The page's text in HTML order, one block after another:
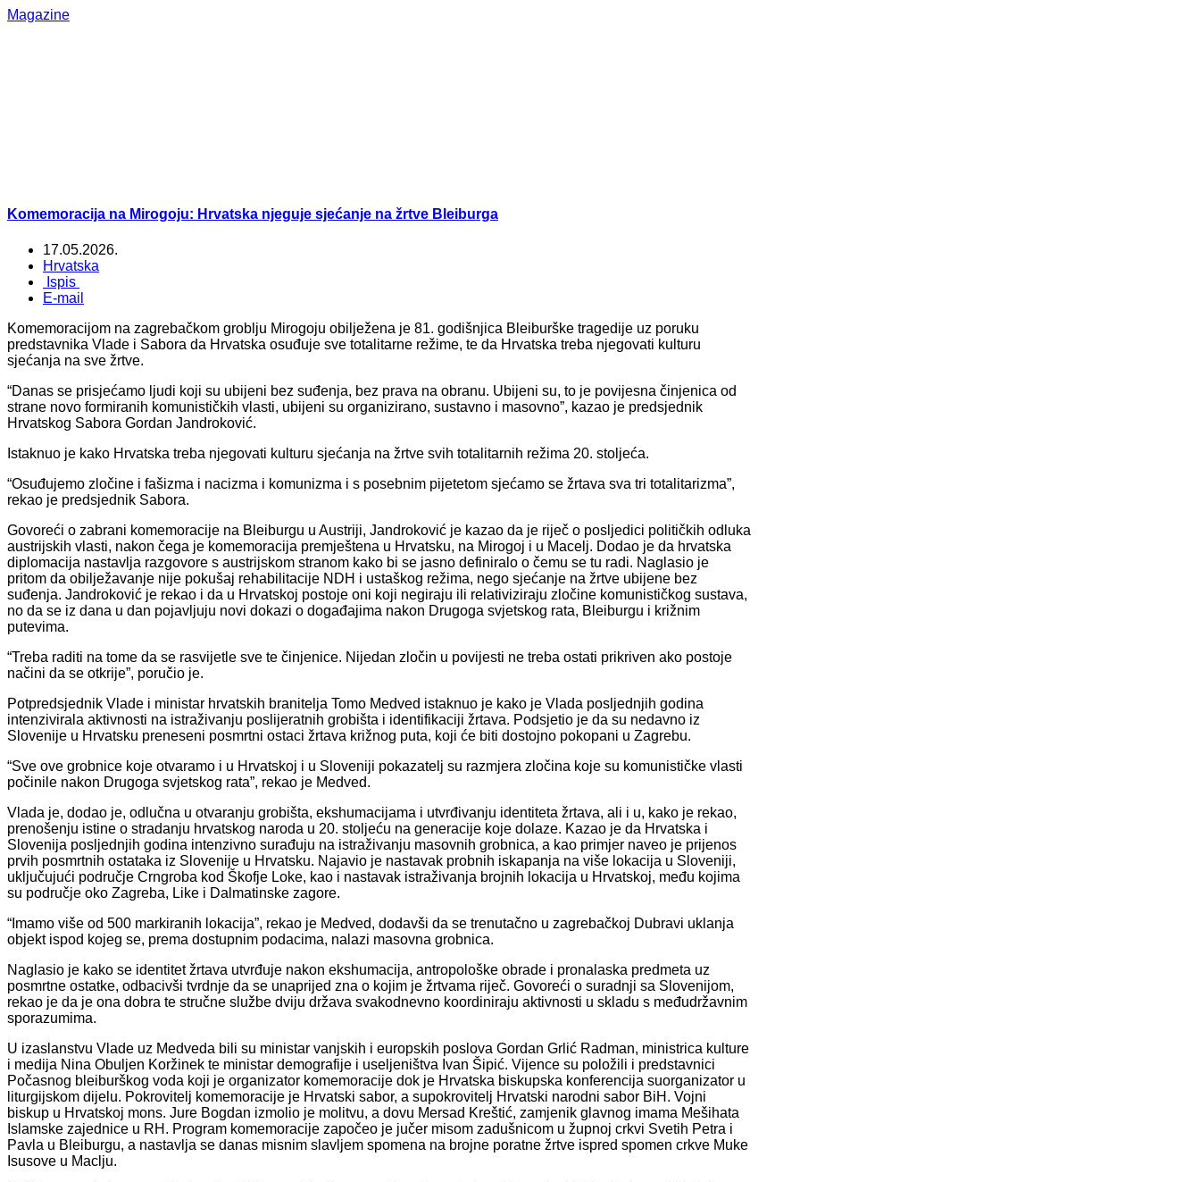
Magazine
Komemoracija na Mirogoju: Hrvatska njeguje sjećanje na žrtve Bleiburga
17.05.2026.
Hrvatska
Ispis
E-mail
Komemoracijom na zagrebačkom groblju Mirogoju obilježena je 81. godišnjica Bleiburške tragedije uz poruku
predstavnika Vlade i Sabora da Hrvatska osuđuje sve totalitarne režime, te da Hrvatska treba njegovati kulturu
sjećanja na sve žrtve.
“Danas se prisjećamo ljudi koji su ubijeni bez suđenja, bez prava na obranu. Ubijeni su, to je povijesna činjenica od
strane novo formiranih komunističkih vlasti, ubijeni su organizirano, sustavno i masovno”, kazao je predsjednik
Hrvatskog Sabora Gordan Jandroković.
Istaknuo je kako Hrvatska treba njegovati kulturu sjećanja na žrtve svih totalitarnih režima 20. stoljeća.
“Osuđujemo zločine i fašizma i nacizma i komunizma i s posebnim pijetetom sjećamo se žrtava sva tri totalitarizma”,
rekao je predsjednik Sabora.
Govoreći o zabrani komemoracije na Bleiburgu u Austriji, Jandroković je kazao da je riječ o posljedici političkih odluka
austrijskih vlasti, nakon čega je komemoracija premještena u Hrvatsku, na Mirogoj i u Macelj. Dodao je da hrvatska
diplomacija nastavlja razgovore s austrijskom stranom kako bi se jasno definiralo o čemu se tu radi. Naglasio je
pritom da obilježavanje nije pokušaj rehabilitacije NDH i ustaškog režima, nego sjećanje na žrtve ubijene bez
suđenja. Jandroković je rekao i da u Hrvatskoj postoje oni koji negiraju ili relativiziraju zločine komunističkog sustava,
no da se iz dana u dan pojavljuju novi dokazi o događajima nakon Drugoga svjetskog rata, Bleiburgu i križnim
putevima.
“Treba raditi na tome da se rasvijetle sve te činjenice. Nijedan zločin u povijesti ne treba ostati prikriven ako postoje
načini da se otkrije”, poručio je.
Potpredsjednik Vlade i ministar hrvatskih branitelja Tomo Medved istaknuo je kako je Vlada posljednjih godina
intenzivirala aktivnosti na istraživanju poslijeratnih grobišta i identifikaciji žrtava. Podsjetio je da su nedavno iz
Slovenije u Hrvatsku preneseni posmrtni ostaci žrtava križnog puta, koji će biti dostojno pokopani u Zagrebu.
“Sve ove grobnice koje otvaramo i u Hrvatskoj i u Sloveniji pokazatelj su razmjera zločina koje su komunističke vlasti
počinile nakon Drugoga svjetskog rata”, rekao je Medved.
Vlada je, dodao je, odlučna u otvaranju grobišta, ekshumacijama i utvrđivanju identiteta žrtava, ali i u, kako je rekao,
prenošenju istine o stradanju hrvatskog naroda u 20. stoljeću na generacije koje dolaze. Kazao je da Hrvatska i
Slovenija posljednjih godina intenzivno surađuju na istraživanju masovnih grobnica, a kao primjer naveo je prijenos
prvih posmrtnih ostataka iz Slovenije u Hrvatsku. Najavio je nastavak probnih iskapanja na više lokacija u Sloveniji,
uključujući područje Crngroba kod Škofje Loke, kao i nastavak istraživanja brojnih lokacija u Hrvatskoj, među kojima
su područje oko Zagreba, Like i Dalmatinske zagore.
“Imamo više od 500 markiranih lokacija”, rekao je Medved, dodavši da se trenutačno u zagrebačkoj Dubravi uklanja
objekt ispod kojeg se, prema dostupnim podacima, nalazi masovna grobnica.
Naglasio je kako se identitet žrtava utvrđuje nakon ekshumacija, antropološke obrade i pronalaska predmeta uz
posmrtne ostatke, odbacivši tvrdnje da se unaprijed zna o kojim je žrtvama riječ. Govoreći o suradnji sa Slovenijom,
rekao je da je ona dobra te stručne službe dviju država svakodnevno koordiniraju aktivnosti u skladu s međudržavnim
sporazumima.
U izaslanstvu Vlade uz Medveda bili su ministar vanjskih i europskih poslova Gordan Grlić Radman, ministrica kulture
i medija Nina Obuljen Koržinek te ministar demografije i useljeništva Ivan Šipić. Vijence su položili i predstavnici
Počasnog bleiburškog voda koji je organizator komemoracije dok je Hrvatska biskupska konferencija suorganizator u
liturgijskom dijelu. Pokrovitelj komemoracije je Hrvatski sabor, a supokrovitelj Hrvatski narodni sabor BiH. Vojni
biskup u Hrvatskoj mons. Jure Bogdan izmolio je molitvu, a dovu Mersad Kreštić, zamjenik glavnog imama Mešihata
Islamske zajednice u RH. Program komemoracije započeo je jučer misom zadušnicom u župnoj crkvi Svetih Petra i
Pavla u Bleiburgu, a nastavlja se danas misnim slavljem spomena na brojne poratne žrtve ispred spomen crkve Muke
Isusove u Maclju.